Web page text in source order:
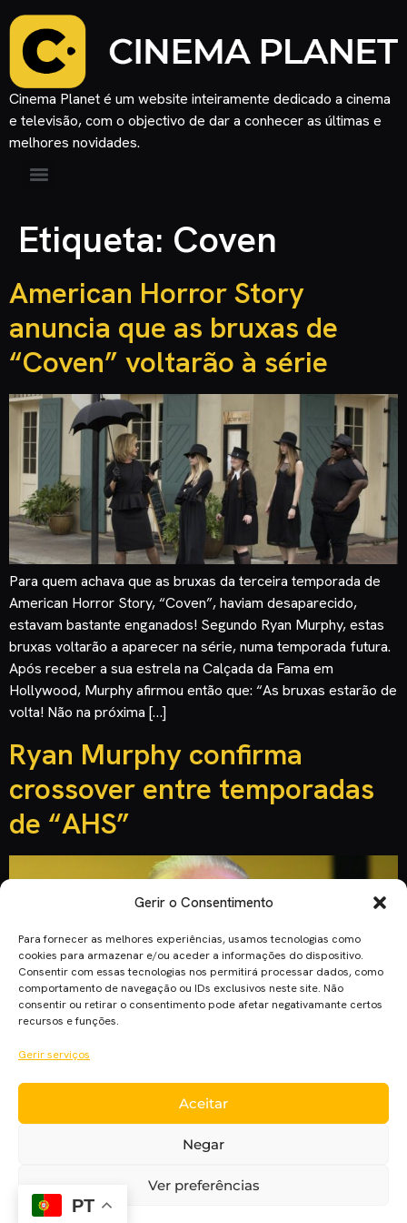
Gerir o Consentimento
Para fornecer as melhores experiências, usamos tecnologias como
cookies para armazenar e/ou aceder a informações do dispositivo.
Consentir com essas tecnologias nos permitirá processar dados, como
comportamento de navegação ou IDs exclusivos neste site. Não
consentir ou retirar o consentimento pode afetar negativamante certos
recursos e funções.
Gerir serviços
Aceitar
Negar
Ver preferências
Cinema Planet é um website inteiramente dedicado a cinema
e televisão, com o objectivo de dar a conhecer as últimas e
melhores novidades.
Etiqueta: Coven
American Horror Story
anuncia que as bruxas de
“Coven” voltarão à série
Para quem achava que as bruxas da terceira temporada de
American Horror Story, “Coven”, haviam desaparecido,
estavam bastante enganados! Segundo Ryan Murphy, estas
bruxas voltarão a aparecer na série, numa temporada futura.
Após receber a sua estrela na Calçada da Fama em
Hollywood, Murphy afirmou então que: “As bruxas estarão de
volta! Não na próxima […]
Ryan Murphy confirma
crossover entre temporadas
de “AHS”
O criador de “American Horror Story” já tinha falado antes
sobre a temporada-crossover. Revelou agora que tal só
acontecerá numa futura temporada. Em entrevista à
entre as 1ªe 3ª temporadas de “American Horror Story”,
Murder House e Coven respetivamente. É uma personagem
PT